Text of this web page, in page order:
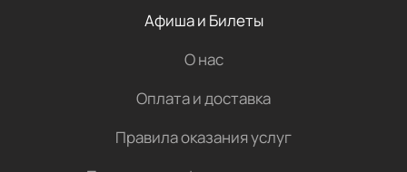
Афиша и Билеты
О нас
Оплата и доставка
Правила оказания услуг